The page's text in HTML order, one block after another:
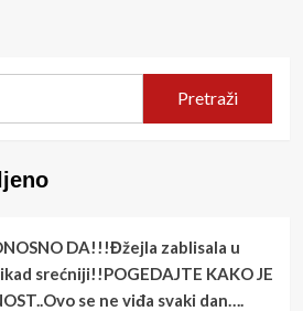
Pretraži
DA!!!Đžejla zablisala u
srećniji!!POGEDAJTE KAKO JE
se ne viđa svaki dan….